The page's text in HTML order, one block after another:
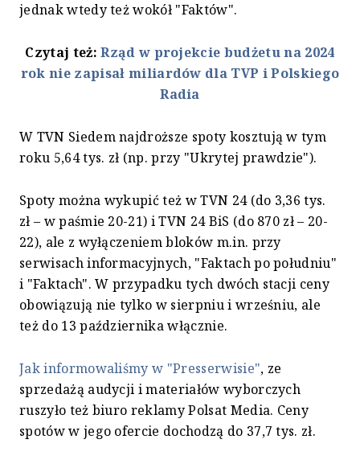
jednak wtedy też wokół "Faktów".
Czytaj też:Rząd w projekcie budżetu na 2024
rok nie zapisał miliardów dla TVP i Polskiego
Radia
W TVN Siedem najdroższe spoty kosztują w tym
roku 5,64 tys. zł (np. przy "Ukrytej prawdzie").
Spoty można wykupić też w TVN 24 (do 3,36 tys.
zł – w paśmie 20-21) i TVN 24 BiS (do 870 zł – 20-
22), ale z wyłączeniem bloków m.in. przy
serwisach informacyjnych, "Faktach po południu"
i "Faktach". W przypadku tych dwóch stacji ceny
obowiązują nie tylko w sierpniu i wrześniu, ale
też do 13 października włącznie.
Jak informowaliśmy w "Presserwisie", ze
sprzedażą audycji i materiałów wyborczych
ruszyło też biuro reklamy Polsat Media. Ceny
spotów w jego ofercie dochodzą do 37,7 tys. zł.